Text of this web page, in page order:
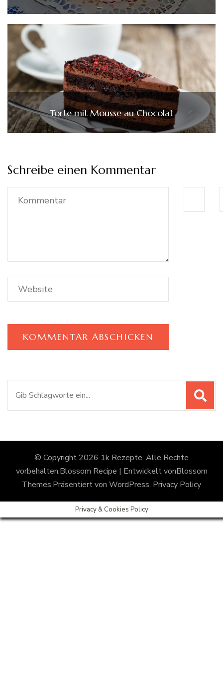
Torte mit Mousse au Chocolat
Schreibe einen Kommentar
© Copyright 2026 1k Rezepte. Alle Rechte
vorbehalten.Blossom Recipe | Entwickelt vonBlossom
Themes.Präsentiert von WordPress. Privacy Policy
Privacy & Cookies Policy